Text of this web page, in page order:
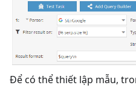
Để có thể thiết lập mẫu,